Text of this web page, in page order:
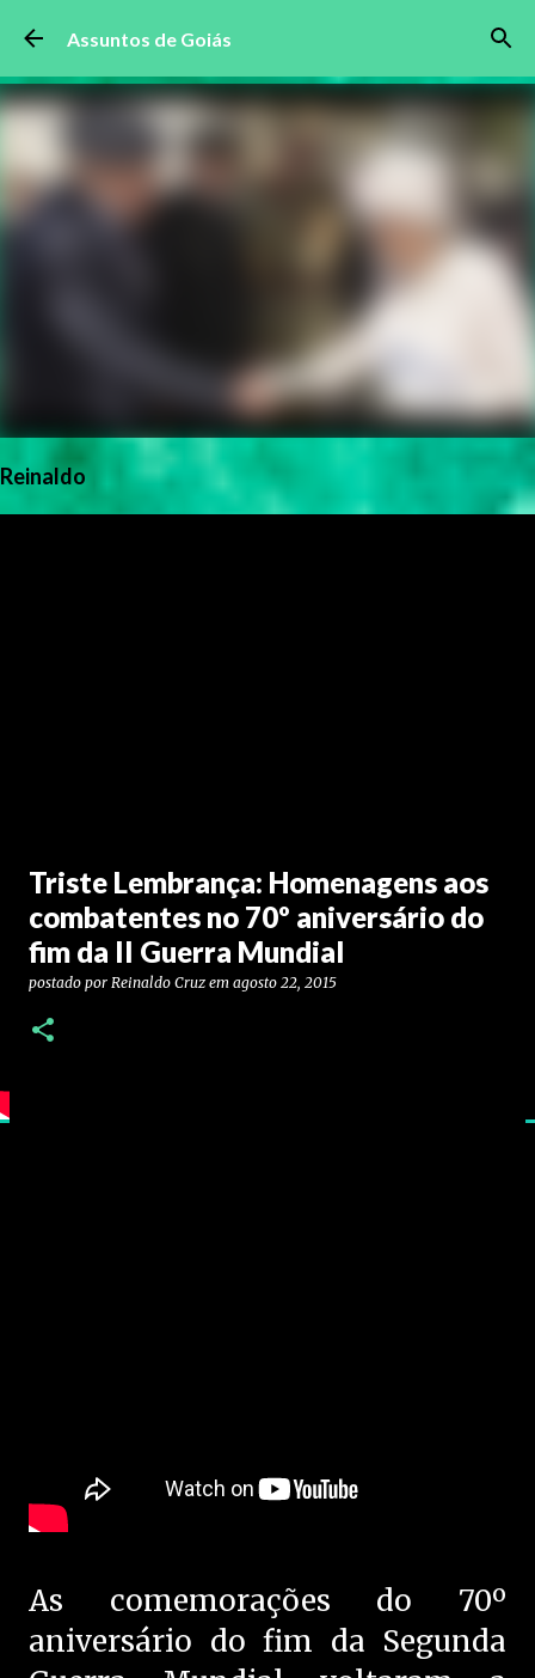
Pular para o conteúdo principal
Assuntos de Goiás
Reinaldo
Triste Lembrança: Homenagens aos
combatentes no 70º aniversário do
fim da II Guerra Mundial
postado por Reinaldo Cruz em agosto 22, 2015
As comemorações do 70º
aniversário do fim da Segunda